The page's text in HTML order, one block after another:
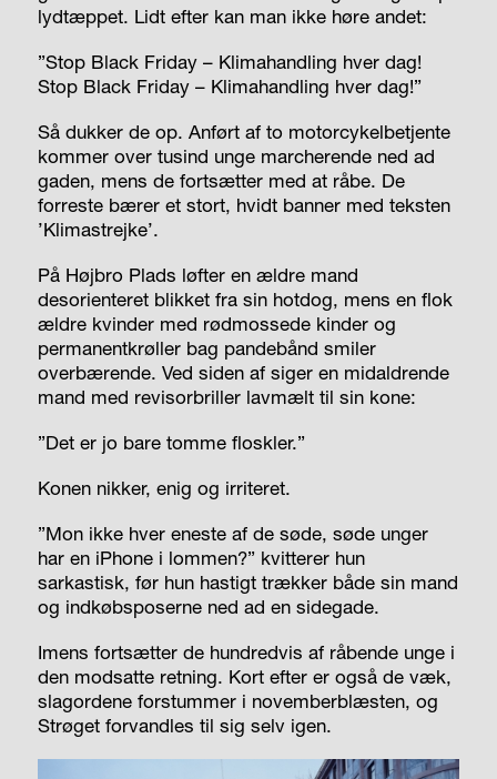
lydtæppet. Lidt efter kan man ikke høre andet:
”Stop Black Friday – Klimahandling hver dag!
Stop Black Friday – Klimahandling hver dag!”
Så dukker de op. Anført af to motorcykelbetjente
kommer over tusind unge marcherende ned ad
gaden, mens de fortsætter med at råbe. De
forreste bærer et stort, hvidt banner med teksten
’Klimastrejke’.
På Højbro Plads løfter en ældre mand
desorienteret blikket fra sin hotdog, mens en flok
ældre kvinder med rødmossede kinder og
permanentkrøller bag pandebånd smiler
overbærende. Ved siden af siger en midaldrende
mand med revisorbriller lavmælt til sin kone:
”Det er jo bare tomme floskler.”
Konen nikker, enig og irriteret.
”Mon ikke hver eneste af de søde, søde unger
har en iPhone i lommen?” kvitterer hun
sarkastisk, før hun hastigt trækker både sin mand
og indkøbsposerne ned ad en sidegade.
Imens fortsætter de hundredvis af råbende unge i
den modsatte retning. Kort efter er også de væk,
slagordene forstummer i novemberblæsten, og
Strøget forvandles til sig selv igen.